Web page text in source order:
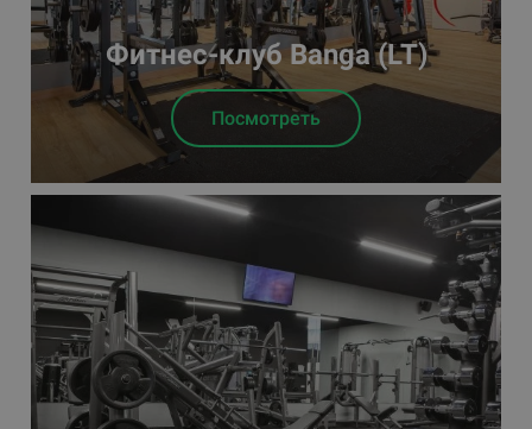
Фитнес-клуб Banga (LT)
Посмотреть